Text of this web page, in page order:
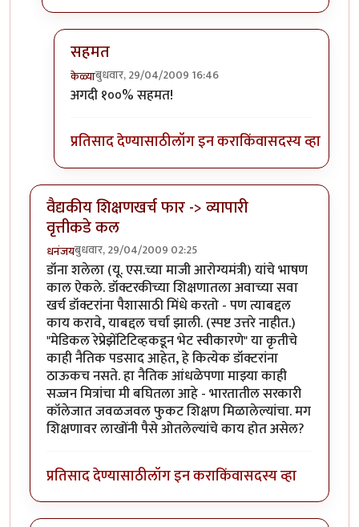
सहमत
केळ्याबुधवार, 29/04/2009 16:46
In reply toप्रश्न फक्त
अगदी १००% सहमत!
प्रतिसाद देण्यासाठीलॉग इन कराकिंवासदस्य व्हा
वैद्यकीय शिक्षणखर्च फार -> व्यापारी
वृत्तीकडे कल
धनंजयबुधवार, 29/04/2009 02:25
डॉना शलेला (यू. एस.च्या माजी आरोग्यमंत्री) यांचे भाषण
काल ऐकले. डॉक्टरकीच्या शिक्षणातला अवाच्या सवा
खर्च डॉक्टरांना पैशासाठी मिंधे करतो - पण त्याबद्दल
काय करावे, याबद्दल चर्चा झाली. (स्पष्ट उत्तरे नाहीत.)
"मेडिकल रेप्रेझेंटिटिव्हकडून भेट स्वीकारणे" या कृतीचे
काही नैतिक पडसाद आहेत, हे कित्येक डॉक्टरांना
ठाऊकच नसते. हा नैतिक आंधळेपणा माझ्या काही
सज्जन मित्रांचा मी बघितला आहे - भारतातील सरकारी
कॉलेजात जवळजवल फुकट शिक्षण मिळालेल्यांचा. मग
शिक्षणावर लाखोंनी पैसे ओतलेल्यांचे काय होत असेल?
प्रतिसाद देण्यासाठीलॉग इन कराकिंवासदस्य व्हा